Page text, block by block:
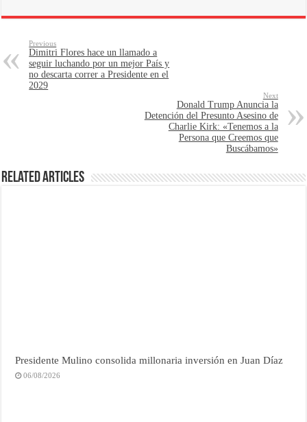
Previous
Dimitri Flores hace un llamado a
seguir luchando por un mejor País y
no descarta correr a Presidente en el
2029
Next
Donald Trump Anuncia la
Detención del Presunto Asesino de
Charlie Kirk: «Tenemos a la
Persona que Creemos que
Buscábamos»
Related Articles
Presidente Mulino consolida millonaria inversión en Juan Díaz
06/08/2026